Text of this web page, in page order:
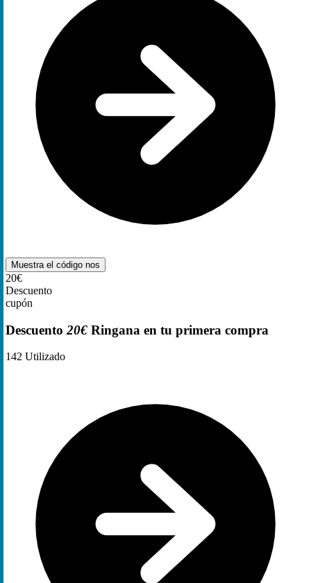
Muestra el código nos
20€
Descuento
cupón
Descuento 20€ Ringana en tu primera compra
142 Utilizado